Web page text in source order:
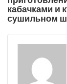
кабачками и
сушильном